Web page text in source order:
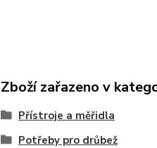
Zboží zařazeno v
Přístroje a měřidla
Potřeby pro drůbež